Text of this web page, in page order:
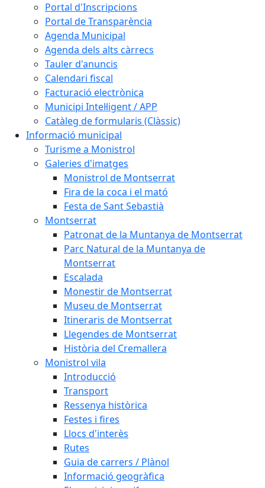
Portal d'Inscripcions
Portal de Transparència
Agenda Municipal
Agenda dels alts càrrecs
Tauler d'anuncis
Calendari fiscal
Facturació electrònica
Municipi Intel·ligent / APP
Catàleg de formularis (Clàssic)
Informació municipal
Turisme a Monistrol
Galeries d'imatges
Monistrol de Montserrat
Fira de la coca i el mató
Festa de Sant Sebastià
Montserrat
Patronat de la Muntanya de Montserrat
Parc Natural de la Muntanya de
Montserrat
Escalada
Monestir de Montserrat
Museu de Montserrat
Itineraris de Montserrat
Llegendes de Montserrat
Història del Cremallera
Monistrol vila
Introducció
Transport
Ressenya històrica
Festes i fires
Llocs d'interès
Rutes
Guia de carrers / Plànol
Informació geogràfica